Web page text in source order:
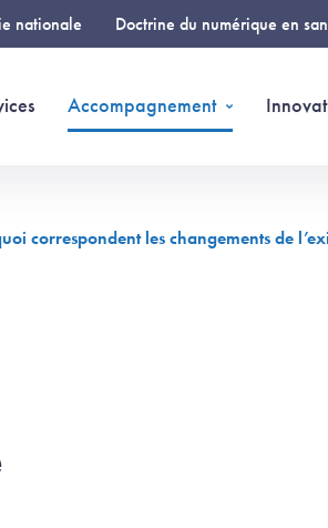
nationale Doctrine du numérique en
Accompagnement
correspondent les changements de